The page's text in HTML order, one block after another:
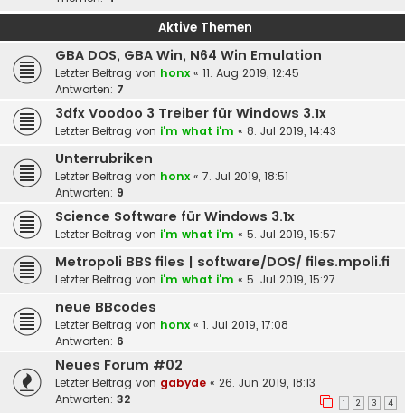
Aktive Themen
GBA DOS, GBA Win, N64 Win Emulation
Letzter Beitrag von honx « 11. Aug 2019, 12:45
Antworten: 7
3dfx Voodoo 3 Treiber für Windows 3.1x
Letzter Beitrag von i'm what i'm « 8. Jul 2019, 14:43
Unterrubriken
Letzter Beitrag von honx « 7. Jul 2019, 18:51
Antworten: 9
Science Software für Windows 3.1x
Letzter Beitrag von i'm what i'm « 5. Jul 2019, 15:57
Metropoli BBS files | software/DOS/ files.mpoli.fi
Letzter Beitrag von i'm what i'm « 5. Jul 2019, 15:27
neue BBcodes
Letzter Beitrag von honx « 1. Jul 2019, 17:08
Antworten: 6
Neues Forum #02
Letzter Beitrag von gabyde « 26. Jun 2019, 18:13
Antworten: 32 1 2 3 4